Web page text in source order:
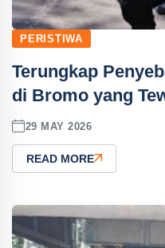
PERISTIWA
Terungkap
di Bromo yang
29 MAY 2026
READ MORE